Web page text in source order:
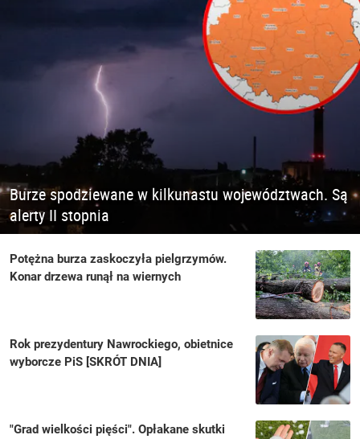
Burze spodziewane w kilkunastu województwach. Są
alerty II stopnia
Potężna burza zaskoczyła pielgrzymów.
Konar drzewa runął na wiernych
Rok prezydentury Nawrockiego, obietnice
wyborcze PiS [SKRÓT DNIA]
"Grad wielkości pięści". Opłakane skutki